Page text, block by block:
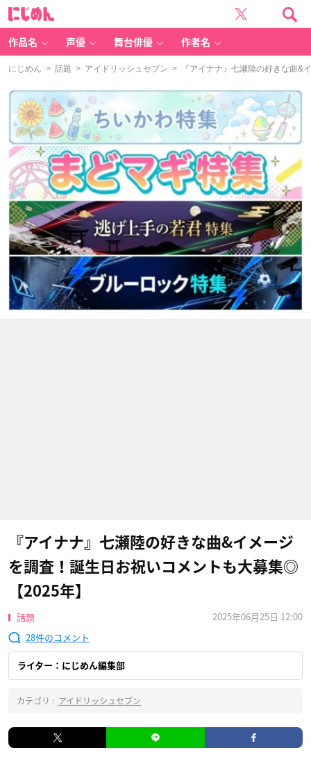
作品名 声優 舞台俳優 作者名
にじめん > 話題 > アイドリッシュセブン > 『アイナナ』七瀬陸の好きな曲&
『アイナナ』七瀬陸の好きな曲&イメージ
を調査！誕生日お祝いコメントも大募集◎
【2025年】
話題
2025年06月25日 12:00
28
ライター：にじめん編集部
カテゴリ : アイドリッシュセブン